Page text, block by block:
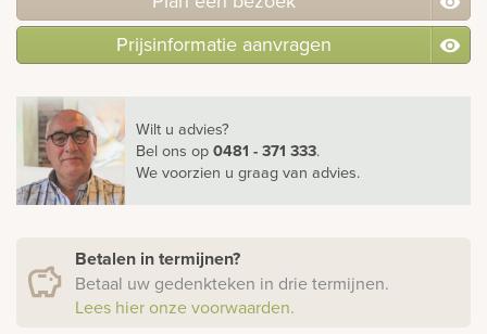
Prijsinformatie aanvragen
Wilt u advies?
Bel ons op0481 - 371 333.
We voorzien u graag van advies.
Betalen in termijnen?
Betaal uw gedenkteken in drie termijnen.
Lees hier onze voorwaarden.